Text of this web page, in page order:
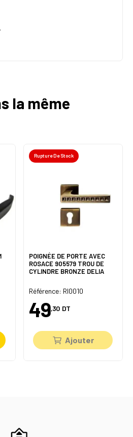
la même
Rupture De Stock
POIGNÉE DE PORTE AVEC
ROSACE 905579 TROU DE
CYLINDRE BRONZE DELIA
Référence: RI0010
49,30 DT
Ajouter